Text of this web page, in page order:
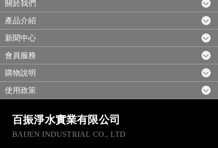
關於我們
產品介紹
新聞中心
會員服務
購物說明
使用政策
百振淨水實業有限公司
BAIJEN INDUSTRIAL CO., LTD